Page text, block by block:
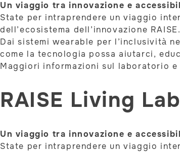
Un viaggio tra innovazione e
State per intraprendere un viaggio
dell’ecosistema dell’innovazione RAISE.
Dai sistemi wearable per l’inclusività
come la tecnologia possa aiutarci,
Maggiori informazioni sul laboratorio
RAISE Living Lab
Un viaggio tra innovazione e
State per intraprendere un viaggio